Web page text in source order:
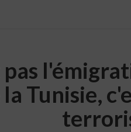
pas
la Tunisie,